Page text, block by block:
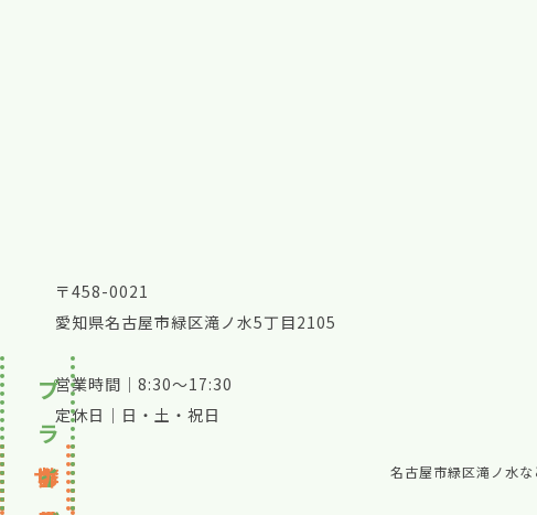
〒458-0021
愛知県名古屋市緑区滝ノ水5丁目2105
営業時間｜8:30～17:30
定休日｜日・土・祝日
名古屋市緑区滝ノ水
ト
弊
お
プ
ラ
イ
サ